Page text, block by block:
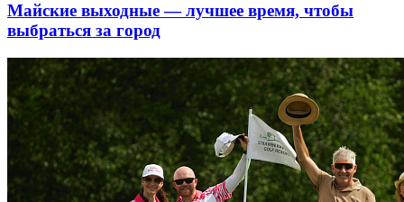
Майские выходные — лучшее время, чтобы
выбраться за город